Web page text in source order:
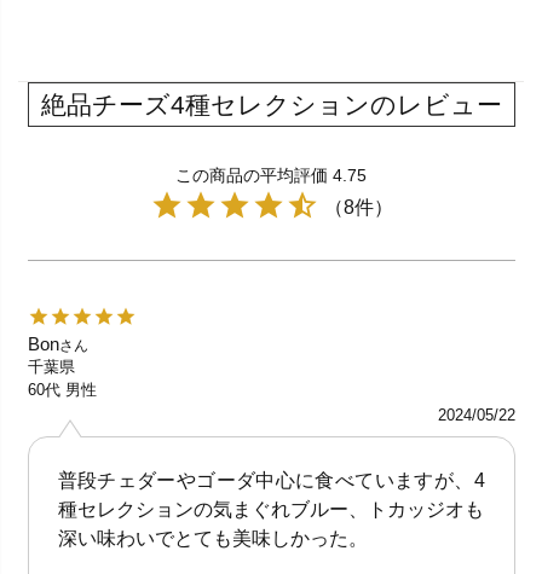
絶品チーズ4種セレクションのレビュー
この商品の平均評価 4.75
（8件）
Bonさん
千葉県
60代 男性
2024/05/22
普段チェダーやゴーダ中心に食べていますが、4
種セレクションの気まぐれブルー、トカッジオも
深い味わいでとても美味しかった。